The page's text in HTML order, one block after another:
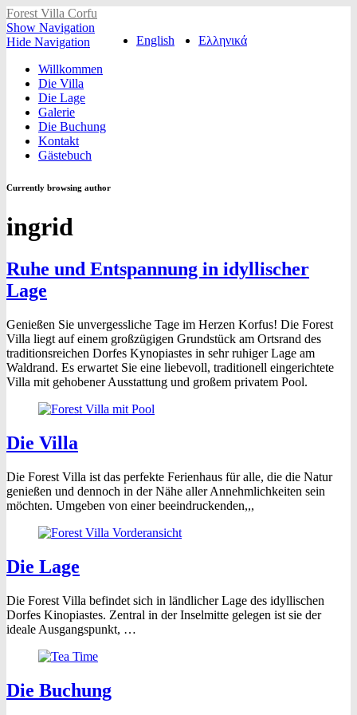
Forest Villa Corfu
Ελληνικά
English
Show Navigation
Hide Navigation
Willkommen
Die Villa
Die Lage
Galerie
Die Buchung
Kontakt
Gästebuch
Currently browsing author
ingrid
Ruhe und Entspannung in idyllischer
Lage
Genießen Sie unvergessliche Tage im Herzen Korfus! Die Forest
Villa liegt auf einem großzügigen Grundstück am Ortsrand des
traditionsreichen Dorfes Kynopiastes in sehr ruhiger Lage am
Waldrand. Es erwartet Sie eine liebevoll, traditionell eingerichtete
Villa mit gehobener Ausstattung und großem privatem Pool.
Die Villa
Die Forest Villa ist das perfekte Ferienhaus für alle, die die Natur
genießen und dennoch in der Nähe aller Annehmlichkeiten sein
möchten. Umgeben von einer beeindruckenden,,,
Die Lage
Die Forest Villa befindet sich in ländlicher Lage des idyllischen
Dorfes Kinopiastes. Zentral in der Inselmitte gelegen ist sie der
ideale Ausgangspunkt, …
Die Buchung